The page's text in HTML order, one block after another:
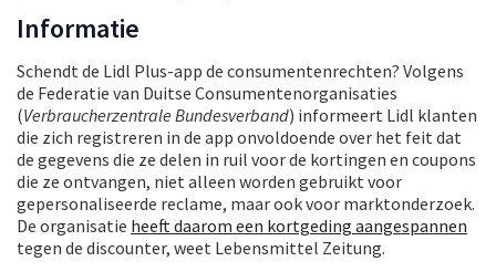
Informatie
Schendt de Lidl Plus-app de consumentenrechten? Volgens
de Federatie van Duitse Consumentenorganisaties
(Verbraucherzentrale Bundesverband) informeert Lidl klanten
die zich registreren in de app onvoldoende over het feit dat
de gegevens die ze delen in ruil voor de kortingen en coupons
die ze ontvangen, niet alleen worden gebruikt voor
gepersonaliseerde reclame, maar ook voor marktonderzoek.
De organisatie heeft daarom een kortgeding aangespannen
tegen de discounter, weet Lebensmittel Zeitung.